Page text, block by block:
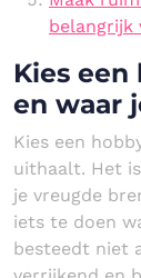
belangrijk
Kies
en waar
Kies een
uithaalt. Het
je vreugde
iets te doen
besteedt niet